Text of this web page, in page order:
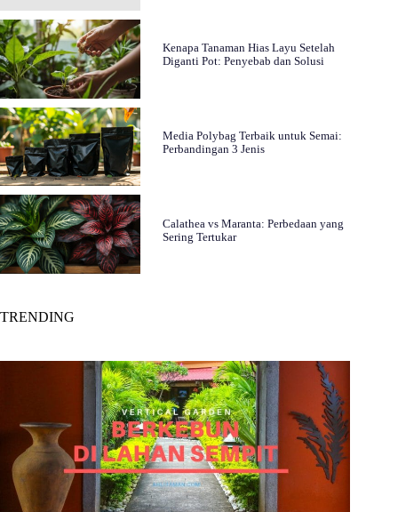
Kenapa Tanaman Hias Layu Setelah
Diganti Pot: Penyebab dan Solusi
Media Polybag Terbaik untuk Semai:
Perbandingan 3 Jenis
Calathea vs Maranta: Perbedaan yang
Sering Tertukar
TRENDING